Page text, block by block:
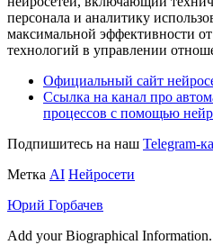
персонала и аналитику
максимальной эффективности
технологий в управлении
Официальный сайт
Ссылка на канал про
процессов с помощью
Подпишитесь на наш Telegram-
Метка AI Нейросети
Юрий Горбачев
Add your Biographical Information.